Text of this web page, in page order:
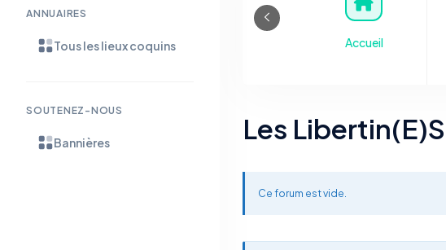
ANNUAIRES
Tous les lieux coquins
SOUTENEZ-NOUS
Bannières
Accueil
Les
Ce forum est vide.